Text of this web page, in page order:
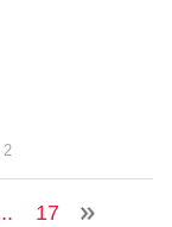
2
17